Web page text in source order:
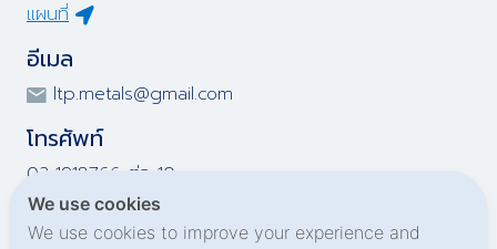
แผนที่
อีเมล
ltp.metals@gmail.com
โทรศัพท์
02-1918766 ต่อ 10
02-1918767 ต่อ 10
02-1919695 ต่อ 10
We use cookies
We use cookies to improve your experience and